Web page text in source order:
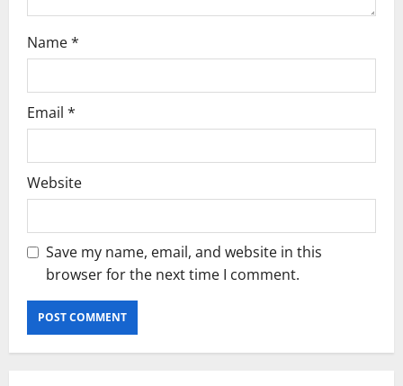
Name*
Email *
Website
Save my name, email, and website in this
browser for the next time I comment.